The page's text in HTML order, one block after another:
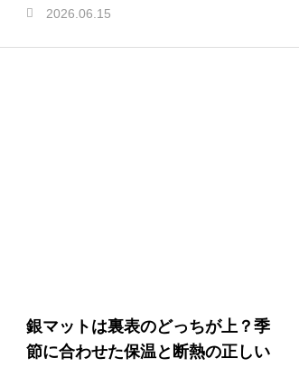
2026.06.15
銀マットは裏表のどっちが上？季
節に合わせた保温と断熱の正しい